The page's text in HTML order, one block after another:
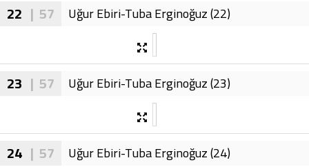
22 | 57 Uğur Ebiri-Tuba Erginoğuz (22)
23 | 57 Uğur Ebiri-Tuba Erginoğuz (23)
24 | 57 Uğur Ebiri-Tuba Erginoğuz (24)